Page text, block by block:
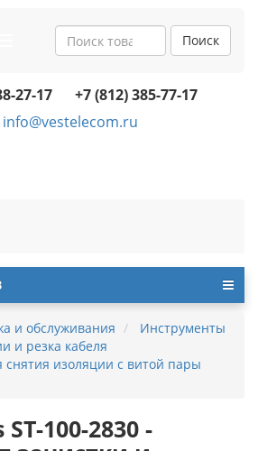
navigation
Поиск
27-17
+7 (812) 385-77-17
info@vestelecom.ru
и обслуживания
Инструменты
и резка кабеля
снятия изоляции с витой пары
100-2830 -